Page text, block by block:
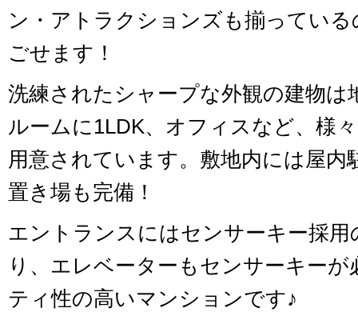
ン・アトラクションズも揃ってい
ごせます！
洗練されたシャープな外観の建物は
ルームに1LDK、オフィスなど、様
用意されています。敷地内には屋内
置き場も完備！
エントランスにはセンサーキー採
り、エレベーターもセンサーキー
ティ性の高いマンションです♪